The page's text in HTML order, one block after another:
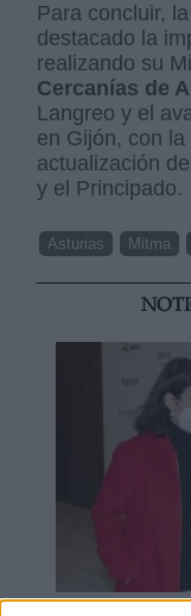
Para concluir,
destacado la
realizando su
Cercanías de
Langreo y el
en Gijón, con
actualización
y el Principado.
Asturias Mitma